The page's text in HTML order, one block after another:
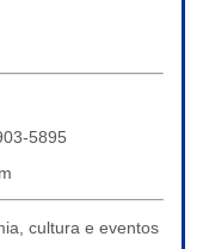
5895
cultura e eventos